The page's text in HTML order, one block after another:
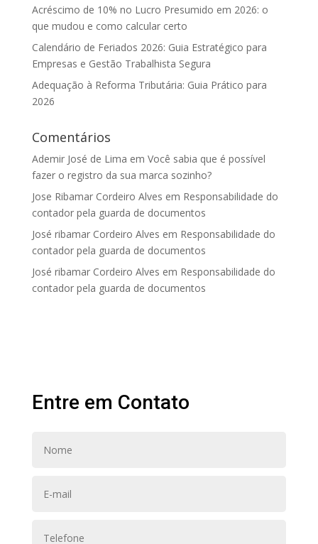
Acréscimo de 10% no Lucro Presumido em 2026: o
que mudou e como calcular certo
Calendário de Feriados 2026: Guia Estratégico para
Empresas e Gestão Trabalhista Segura
Adequação à Reforma Tributária: Guia Prático para
2026
Comentários
Ademir José de Lima em Você sabia que é possível
fazer o registro da sua marca sozinho?
Jose Ribamar Cordeiro Alves em Responsabilidade do
contador pela guarda de documentos
José ribamar Cordeiro Alves em Responsabilidade do
contador pela guarda de documentos
José ribamar Cordeiro Alves em Responsabilidade do
contador pela guarda de documentos
Entre em Contato